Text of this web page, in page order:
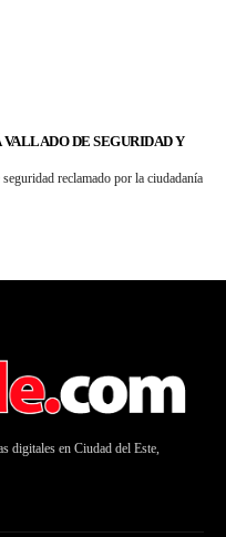
DE SEGURIDAD Y
reclamado por la ciudadanía
digitales en Ciudad del Este,